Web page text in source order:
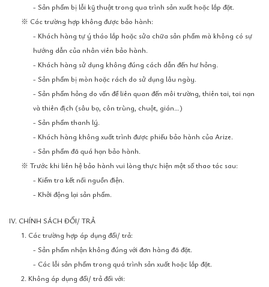
- Sản phẩm bị lỗi kỹ thuật trong qua trình sản xuất hoặc lắp đặt.
※ Các trường hợp không được bảo hành:
- Khách hàng tự ý tháo lắp hoặc sửa chữa sản phẩm mà không có sự
hướng dẫn của nhân viên bảo hành.
- Khách hàng sử dụng không đúng cách dẫn đến hư hỏng.
- Sản phẩm bị mòn hoặc rách do sử dụng lâu ngày.
- Sản phẩm hỏng do vấn đề liên quan đến môi trường, thiên tai, tai nạn
và thiên địch (sâu bọ, côn trùng, chuột, gián…)
- Sản phẩm thanh lý.
- Khách hàng không xuất trình được phiếu bảo hành của Arize.
- Sản phẩm đã quá hạn bảo hành.
※ Trước khi liên hệ bảo hành vui lòng thực hiện một số thao tác sau:
- Kiểm tra kết nối nguồn điện.
- Khởi động lại sản phẩm.
IV. CHÍNH SÁCH ĐỔI/ TRẢ
1. Các trường hợp áp dụng đổi/ trả:
- Sản phẩm nhận không đúng với đơn hàng đã đặt.
- Các lỗi sản phẩm trong quá trình sản xuất hoặc lắp đặt.
2. Không áp dụng đổi/ trả đối với: